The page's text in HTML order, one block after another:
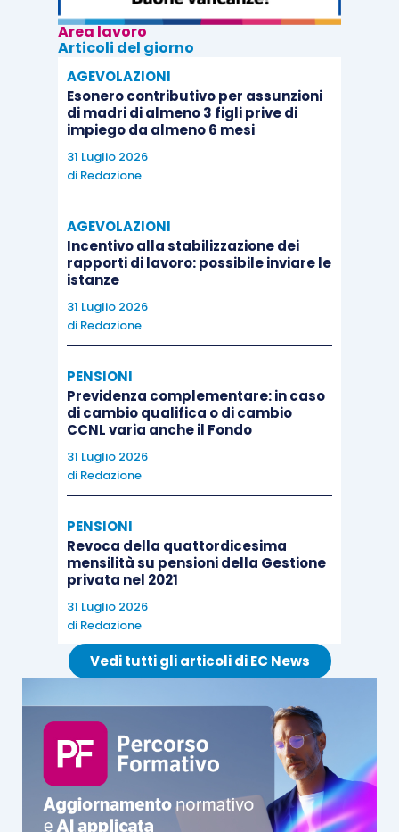
Area lavoro
Articoli del giorno
AGEVOLAZIONI
Esonero contributivo per assunzioni
di madri di almeno 3 figli prive di
impiego da almeno 6 mesi
31 Luglio 2026
di Redazione
AGEVOLAZIONI
Incentivo alla stabilizzazione dei
rapporti di lavoro: possibile inviare le
istanze
31 Luglio 2026
di Redazione
PENSIONI
Previdenza complementare: in caso
di cambio qualifica o di cambio
CCNL varia anche il Fondo
31 Luglio 2026
di Redazione
PENSIONI
Revoca della quattordicesima
mensilità su pensioni della Gestione
privata nel 2021
31 Luglio 2026
di Redazione
Vedi tutti gli articoli di EC News